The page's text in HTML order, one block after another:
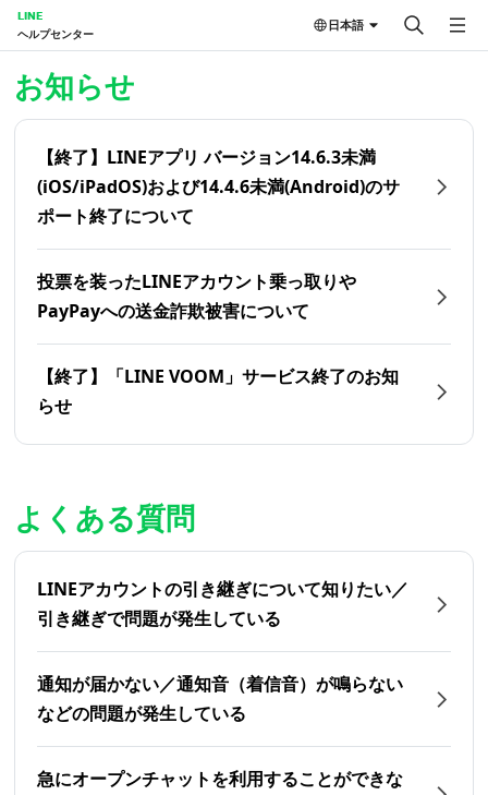
LINE
ヘルプセンター
日本語
お知らせ
【終了】LINEアプリ バージョン14.6.3未満
(iOS/iPadOS)および14.4.6未満(Android)のサ
ポート終了について
投票を装ったLINEアカウント乗っ取りや
PayPayへの送金詐欺被害について
【終了】「LINE VOOM」サービス終了のお知
らせ
よくある質問
LINEアカウントの引き継ぎについて知りたい／
引き継ぎで問題が発生している
通知が届かない／通知音（着信音）が鳴らない
などの問題が発生している
急にオープンチャットを利用することができな